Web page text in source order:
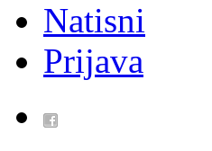
Natisni
Prijava